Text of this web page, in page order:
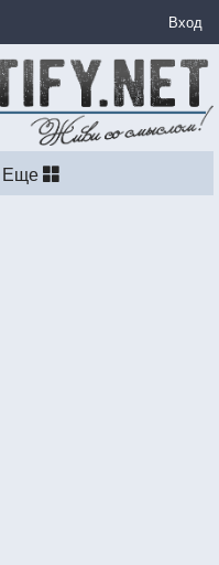
Вход
Еще